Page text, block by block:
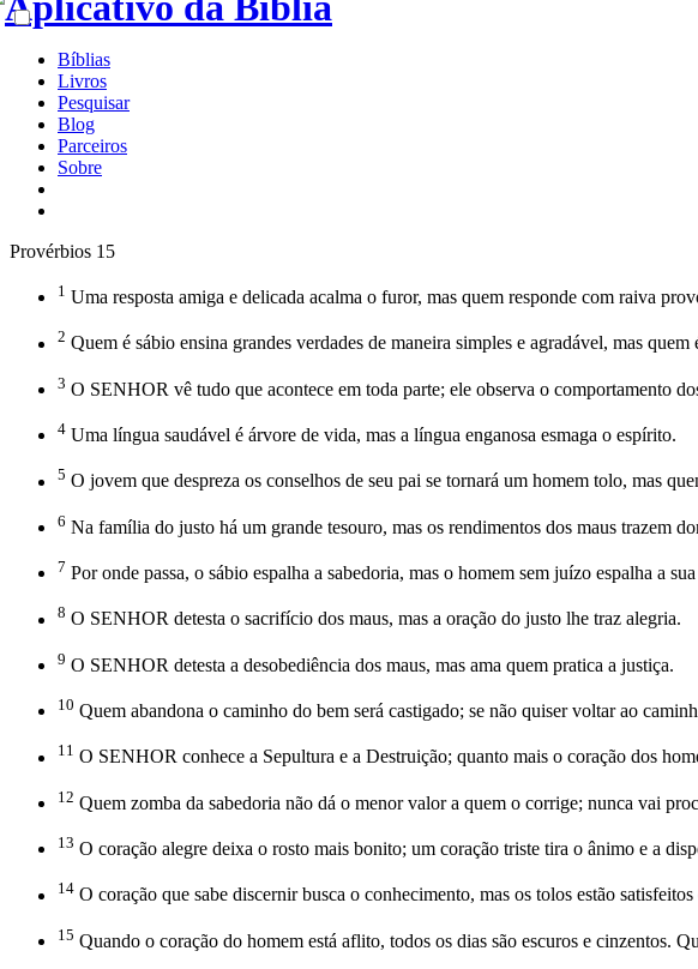
Bíblias
Livros
Pesquisar
Blog
Parceiros
Sobre
Provérbios 15
1 Uma resposta amiga e delicada acalma o furor, mas quem responde com raiva
2 Quem é sábio ensina grandes verdades de maneira simples e agradável, mas
3 O SENHOR vê tudo que acontece em toda parte; ele observa o comportamento
4 Uma língua saudável é árvore de vida, mas a língua enganosa esmaga o espírito.
5 O jovem que despreza os conselhos de seu pai se tornará um homem tolo, mas
6 Na família do justo há um grande tesouro, mas os rendimentos dos maus trazem
7 Por onde passa, o sábio espalha a sabedoria, mas o homem sem juízo espalha a
8 O SENHOR detesta o sacrifício dos maus, mas a oração do justo lhe traz alegria.
9 O SENHOR detesta a desobediência dos maus, mas ama quem pratica a justiça.
10 Quem abandona o caminho do bem será castigado; se não quiser voltar ao
11 O SENHOR conhece a Sepultura e a Destruição; quanto mais o coração dos
12 Quem zomba da sabedoria não dá o menor valor a quem o corrige; nunca vai
13 O coração alegre deixa o rosto mais bonito; um coração triste tira o ânimo e a
14 O coração que sabe discernir busca o conhecimento, mas os tolos estão
15 Quando o coração do homem está aflito, todos os dias são escuros e cinzentos.